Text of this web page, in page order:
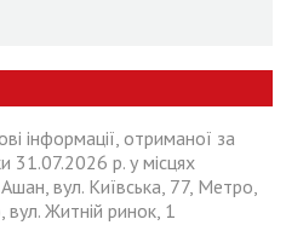
інформації, отриманої за
31.07.2026 р. у місцях
вул. Київська, 77, Метро,
вул. Житній ринок, 1